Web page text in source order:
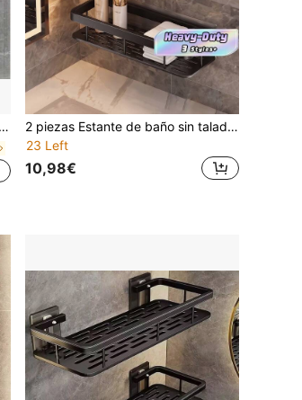
2 piezas Estante de baño sin taladro, estante de almacenamiento de artículos de tocador montado en la pared, estante de organización del lavabo del baño, estante de pared para accesorios del lavabo del baño
23 Left
10,98€